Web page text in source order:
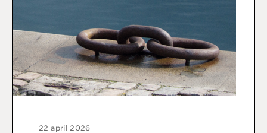
22 april 2026